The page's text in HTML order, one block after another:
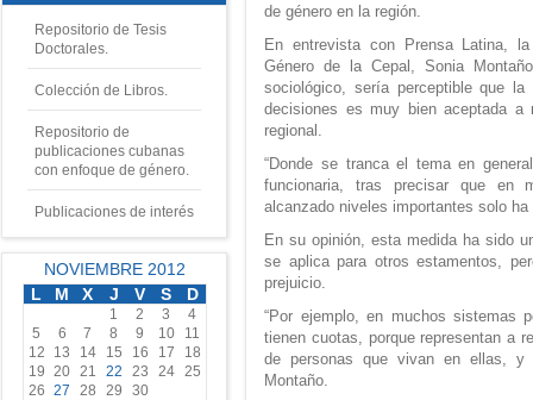
de género en la región.
En entrevista con Prensa Latina,
Género de la Cepal, Sonia
sociológico, sería perceptible que
decisiones es muy bien aceptada a
regional.
“Donde se tranca el tema en
funcionaria, tras precisar que en
alcanzado niveles importantes solo
En su opinión, esta medida ha sido
se aplica para otros estamentos,
prejuicio.
“Por ejemplo, en muchos sistemas
tienen cuotas, porque representan a
de personas que vivan en ellas, y
Montaño.
Repositorio de Tesis
Doctorales.
Colección de Libros.
Repositorio de
publicaciones cubanas
con enfoque de género.
Publicaciones de interés
NOVIEMBRE 2012
L
M X J V S D
1 2 3
4
5
6 7 8 9 10
11
12
13 14 15 16 17
18
19
20 21 22 23 24
25
26 27 28 29 30